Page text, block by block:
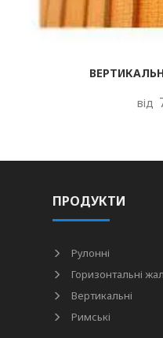
від
ПРОДУКТИ
Рулонні
Горизонтальні
Вертикальні
Римські